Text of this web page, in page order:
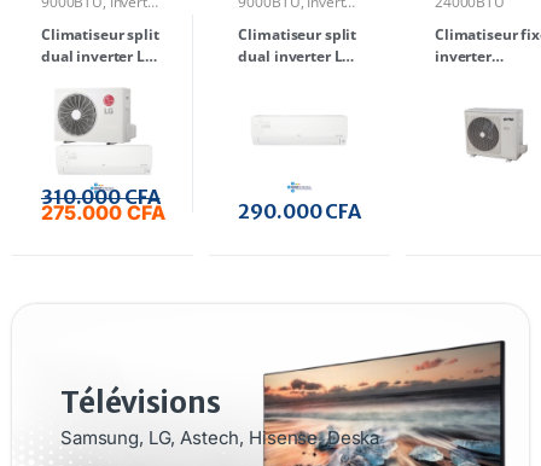
Climatiseur split
dual inverter LG
CV
275.000 CFA
310.000CFA
Climatiseur split
dual inverter LG
290.000CFA
Climatiseur
inverter
Télévisions
Samsung, LG, Astech, Hisense, Deska